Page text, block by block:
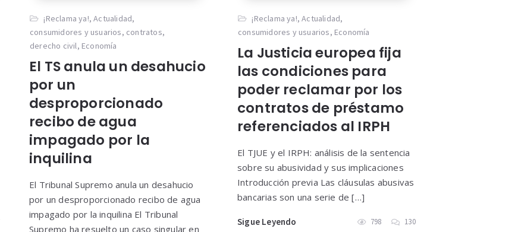
¡Reclama ya!,Actualidad,
consumidores y usuarios, contratos,
derecho civil, Economía
El TS anula un desahucio
por un
desproporcionado
recibo de agua
impagado por la
inquilina
El Tribunal Supremo anula un desahucio
por un desproporcionado recibo de agua
impagado por la inquilina El Tribunal
Supremo ha resuelto un caso singular en
¡Reclama ya!,Actualidad,
consumidores y usuarios, Economía
La Justicia europea fija
las condiciones para
poder reclamar por los
contratos de préstamo
referenciados al IRPH
El TJUE y el IRPH: análisis de la sentencia
sobre su abusividad y sus implicaciones
Introducción previa Las cláusulas abusivas
bancarias son una serie de […]
Sigue Leyendo 798 130